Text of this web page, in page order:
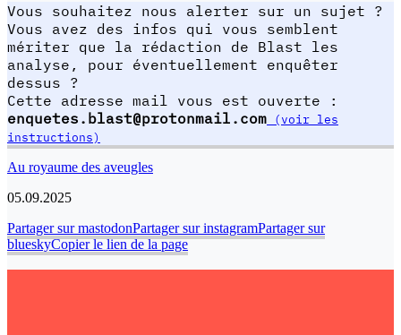
Vous souhaitez nous alerter sur un sujet ?
Vous avez des infos qui vous semblent
mériter que la rédaction de Blast les
analyse, pour éventuellement enquêter
dessus ?
Cette adresse mail vous est ouverte :
enquetes.blast@protonmail.com (voir les
instructions)
Au royaume des aveugles
05.09.2025
Partager sur mastodonPartager sur instagramPartager sur
blueskyCopier le lien de la page